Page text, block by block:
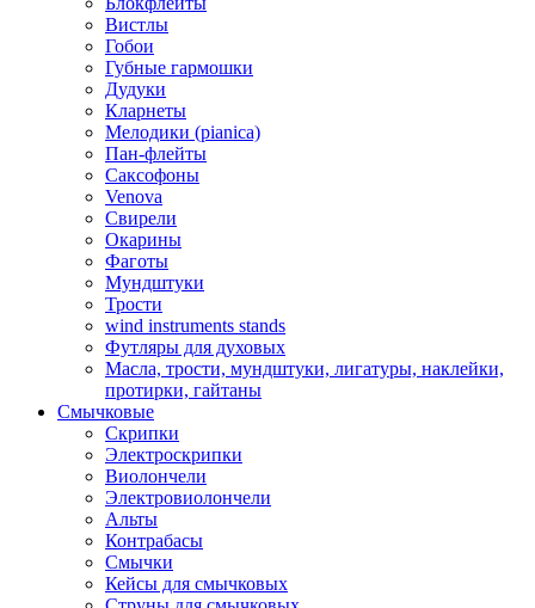
Вистлы
Гобои
Губные гармошки
Дудуки
Кларнеты
Мелодики (pianica)
Пан-флейты
Саксофоны
Venova
Свирели
Окарины
Фаготы
Мундштуки
Трости
wind instruments stands
Футляры для духовых
Масла, трости, мундштуки, лигатуры, наклейки,
протирки, гайтаны
Смычковые
Скрипки
Электроскрипки
Виолончели
Электровиолончели
Альты
Контрабасы
Смычки
Кейсы для смычковых